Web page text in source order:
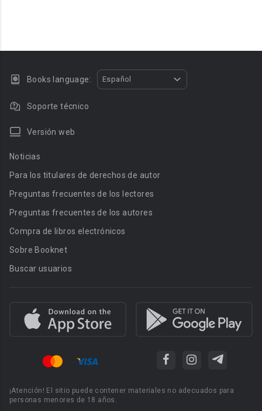
Books language: Español
Soporte técnico
Versión web
Noticias
Para los titulares de derechos de autor
Preguntas frecuentes de los lectores
Preguntas frecuentes de los autores
Compra de libros electrónicos
Sobre Booknet
Buscar usuarios
¡Atención! El sitio puede contener materiales no adecuados para
personas menores de 18 años.